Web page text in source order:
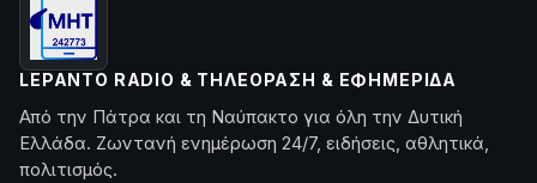
LEPANTO RADIO & ΤΗΛΕΌΡΑΣΗ & ΕΦΗΜΕΡΊΔΑ
Από την Πάτρα και τη Ναύπακτο για όλη την Δυτική
Ελλάδα. Ζωντανή ενημέρωση 24/7, ειδήσεις, αθλητικά,
πολιτισμός.